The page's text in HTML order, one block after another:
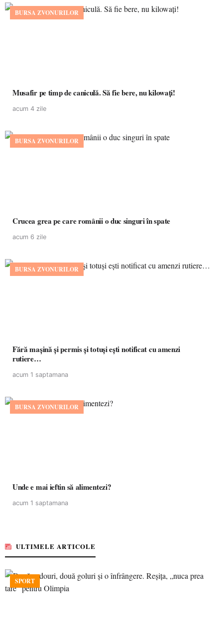
BURSA ZVONURILOR
Musafir pe timp de caniculă. Să fie bere, nu kilowați!
acum 4 zile
BURSA ZVONURILOR
Crucea grea pe care românii o duc singuri în spate
acum 6 zile
BURSA ZVONURILOR
Fără mașină și permis și totuși ești notificat cu amenzi
rutiere…
acum 1 saptamana
BURSA ZVONURILOR
Unde e mai ieftin să alimentezi?
acum 1 saptamana
ULTIMELE ARTICOLE
SPORT